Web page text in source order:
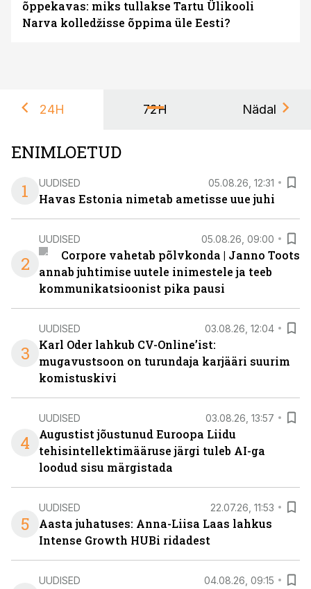
õppekavas: miks tullakse Tartu Ülikooli
Narva kolledžisse õppima üle Eesti?
24H 72H Nädal
ENIMLOETUD
1
UUDISED 05.08.26, 12:31
Havas Estonia nimetab ametisse uue juhi
2
UUDISED 05.08.26, 09:00
Corpore vahetab põlvkonda | Janno Toots
annab juhtimise uutele inimestele ja teeb
kommunikatsioonist pika pausi
3
UUDISED 03.08.26, 12:04
Karl Oder lahkub CV-Online’ist:
mugavustsoon on turundaja karjääri suurim
komistuskivi
4
UUDISED 03.08.26, 13:57
Augustist jõustunud Euroopa Liidu
tehisintellektimääruse järgi tuleb AI-ga
loodud sisu märgistada
5
UUDISED 22.07.26, 11:53
Aasta juhatuses: Anna-Liisa Laas lahkus
Intense Growth HUBi ridadest
UUDISED 04.08.26, 09:15